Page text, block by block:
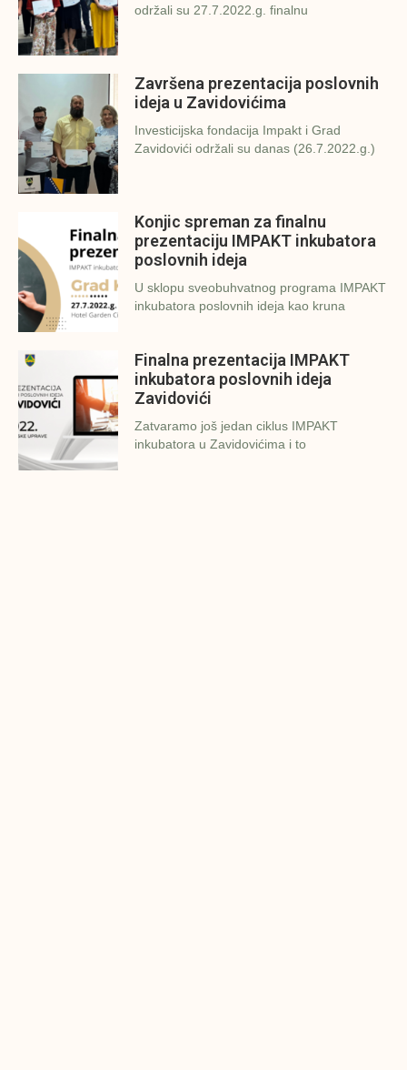
održali su 27.7.2022.g. finalnu
Završena prezentacija poslovnih
ideja u Zavidovićima
Investicijska fondacija Impakt i Grad
Zavidovići održali su danas (26.7.2022.g.)
Konjic spreman za finalnu
prezentaciju IMPAKT inkubatora
poslovnih ideja
U sklopu sveobuhvatnog programa IMPAKT
inkubatora poslovnih ideja kao kruna
Finalna prezentacija IMPAKT
inkubatora poslovnih ideja
Zavidovići
Zatvaramo još jedan ciklus IMPAKT
inkubatora u Zavidovićima i to